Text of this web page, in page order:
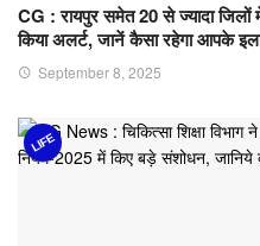
CG : रायपुर समेत 20 से ज्यादा जिलों में
किया अलर्ट, जानें कैसा रहेगा आपके
September 8, 2025
LIFE